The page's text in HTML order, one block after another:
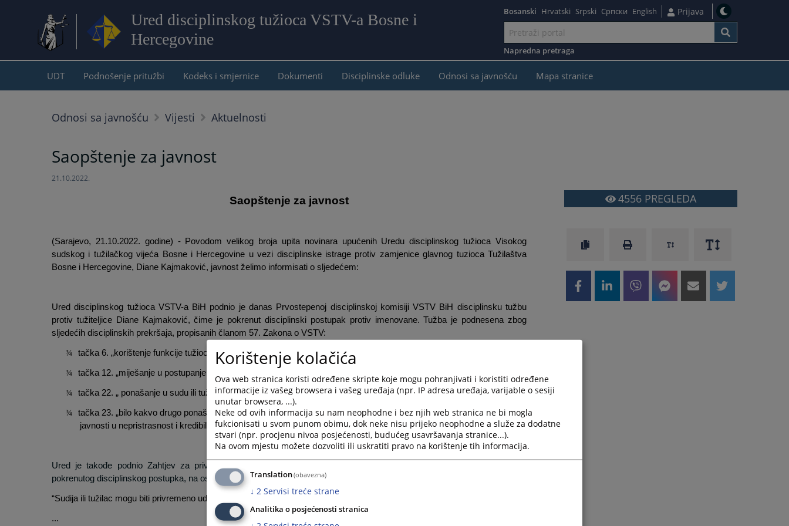
Ured disciplinskog tužioca VSTV-a Bosne i
Hercegovine
na
sadržaj
Bosanski Hrvatski Srpski Српски English Prijava
Napredna pretraga
UDT Podnošenje pritužbi Kodeks i smjernice Dokumenti Disciplinske odluke Odnosi sa javnošću Mapa stranice
Odnosi sa javnošću Vijesti Aktuelnosti
Saopštenje za javnost
21.10.2022.
Saopštenje za javnost
(Sarajevo, 21.10.2022. godine) - Povodom velikog broja upita novinara upućenih Uredu disciplinskog tužioca Visokog
sudskog i tužilačkog vijeća Bosne i Hercegovine u vezi disciplinske istrage protiv zamjenice glavnog tuzioca Tužilaštva
Bosne i Hercegovine, Diane Kajmaković, javnost želimo informisati o sljedećem:
Ured disciplinskog tužioca VSTV-a BiH podnio je danas Prvostepenoj disciplinskoj komisiji VSTV BiH disciplinsku tužbu
protiv tužiteljice Diane Kajmaković, čime je pokrenut disciplinski postupak protiv imenovane. Tužba je podnesena zbog
sljedećih disciplinskih prekršaja, propisanih članom 57. Zakona o VSTV:
¾ tačka 6. „korištenje funkcije tužioca kako bi se pribavile neopravdane koristi za sebe ili druge osobe“,
¾ tačka 12. „miješanje u postupanje sudije ili tužioca s namjerom opstruiranja ili potcjenjivanja njihovih aktivnosti“;
¾ tačka 22. „ ponašanje u sudu ili tužilaštvu i izvan suda ili tužilaštva koje šteti ugledu tužilačke funkcije“,
¾
tačka 23. „bilo kakvo drugo ponašanje koje predstavlja ozbiljno kršenje službene dužnosti i dovodi u pitanje povjerenje
javnosti u nepristrasnost i kredibilitet tužilaštva“.
Ured je takođe podnio Zahtjev za privremeno udaljenje od vršenja dužnosti tužene Diane Kajmaković do okončanja
pokrenutog disciplinskog postupka, na osnovu člana 79. tačke c) i d) Zakona o VSTV:
“Sudija ili tužilac mogu biti privremeno udaljeni od vršenja dužnosti:
...
4556PREGLEDA
Korištenje kolačića
Ova web stranica koristi određene skripte koje mogu pohranjivati i koristiti određene
informacije iz vašeg browsera i vašeg uređaja (npr. IP adresa uređaja, varijable o sesiji
unutar browsera, ...).
Neke od ovih informacija su nam neophodne i bez njih web stranica ne bi mogla
fukcionisati u svom punom obimu, dok neke nisu prijeko neophodne a služe za dodatne
stvari (npr. procjenu nivoa posjećenosti, budućeg usavršavanja stranice...).
Na ovom mjestu možete dozvoliti ili uskratiti pravo na korištenje tih informacija.
Translation(obavezna)
↓ 2 Servisi treće strane
Analitika o posjećenosti stranica